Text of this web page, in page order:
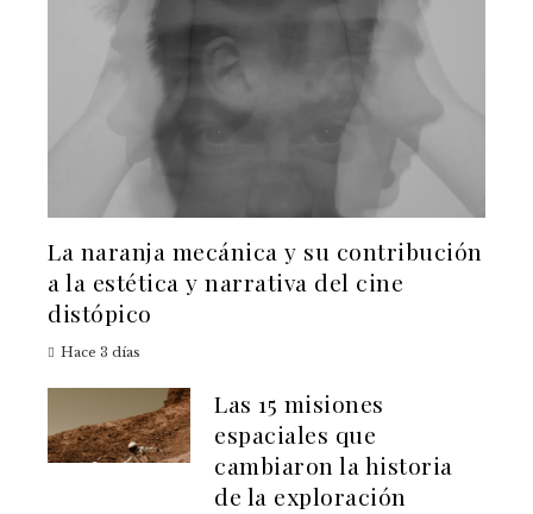
La naranja mecánica y su contribución
a la estética y narrativa del cine
distópico
Hace 3 días
Las 15 misiones
espaciales que
cambiaron la historia
de la exploración